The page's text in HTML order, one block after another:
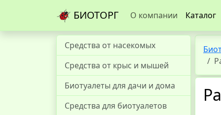
БИОТОРГ О компании Каталог
Средства от насекомых
Средства от крыс и мышей
Биотуалеты для дачи и дома
Средства для биотуалетов